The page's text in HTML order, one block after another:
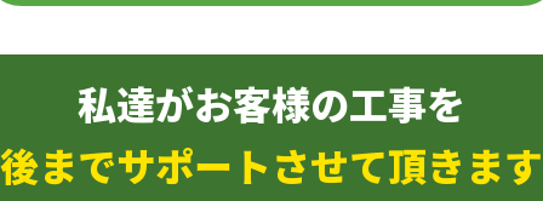
私達がお客様の工事を
までサポートさせて頂きま